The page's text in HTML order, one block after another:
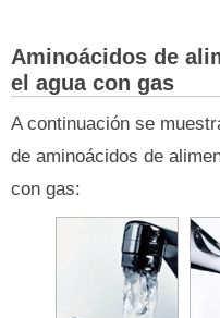
Aminoácidos de
el agua con gas
A continuación se
de aminoácidos de
con gas: